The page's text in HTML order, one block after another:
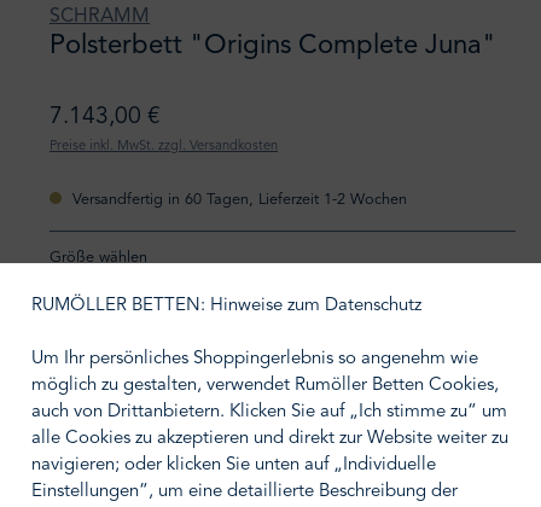
SCHRAMM
Polsterbett "Origins Complete Juna"
7.143,00 €
Preise inkl. MwSt. zzgl. Versandkosten
Versandfertig in 60 Tagen, Lieferzeit 1-2 Wochen
Größe wählen
BERATUNGSTERMIN VEREINBAREN
Zum Merkzettel hinzufügen
RUMÖLLER BETTEN: Hinweise zum Datenschutz
Um Ihr persönliches Shoppingerlebnis so angenehm wie
möglich zu gestalten, verwendet Rumöller Betten Cookies,
auch von Drittanbietern. Klicken Sie auf „Ich stimme zu“ um
alle Cookies zu akzeptieren und direkt zur Website weiter zu
navigieren; oder klicken Sie unten auf „Individuelle
Einstellungen“, um eine detaillierte Beschreibung der